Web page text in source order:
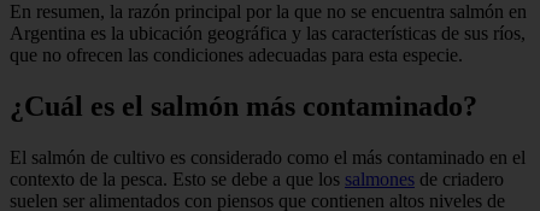
En resumen, la razón principal por la que no se encuentra salmón en
Argentina es la ubicación geográfica y las características de sus ríos,
que no ofrecen las condiciones adecuadas para esta especie.
¿Cuál es el salmón más contaminado?
El salmón de cultivo es considerado como el más contaminado en el
contexto de la pesca. Esto se debe a que los salmones de criadero
suelen ser alimentados con piensos que contienen altos niveles de